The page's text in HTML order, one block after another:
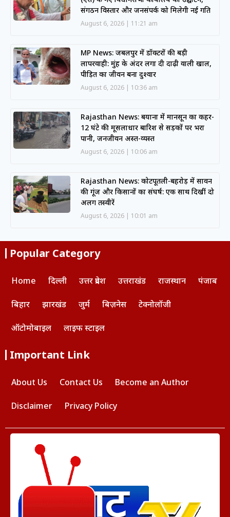
संगठन विस्तार और जनसंपर्क को मिलेगी नई गति
August 6, 2026 11:21 am
MP News: जबलपुर में डॉक्टरों की बड़ी
लापरवाही: मुंह के अंदर लगा दी दाढ़ी वाली खाल,
पीड़ित का जीवन बना दुश्वार
August 6, 2026 10:36 am
Rajasthan News: बयाना में मानसून का कहर-
12 घंटे की मूसलाधार बारिश से सड़कों पर भरा
पानी, जनजीवन अस्त-व्यस्त
August 6, 2026 10:06 am
Rajasthan News: कोटपूतली-बहरोड़ में सावन
की गूंज और किसानों का संघर्ष: एक साथ दिखीं दो
अलग तस्वीरें
August 6, 2026 10:01 am
Popular Category
Home दिल्ली उत्तर प्रदेश उत्तराखंड राजस्थान पंजाब
बिहार झारखंड जुर्म बिज़नेस टेक्नोलॉजी
ऑटोमोबाइल लाइफ स्टाइल
Important Link
About Us Contact Us Become an Author
Disclaimer Privacy Policy